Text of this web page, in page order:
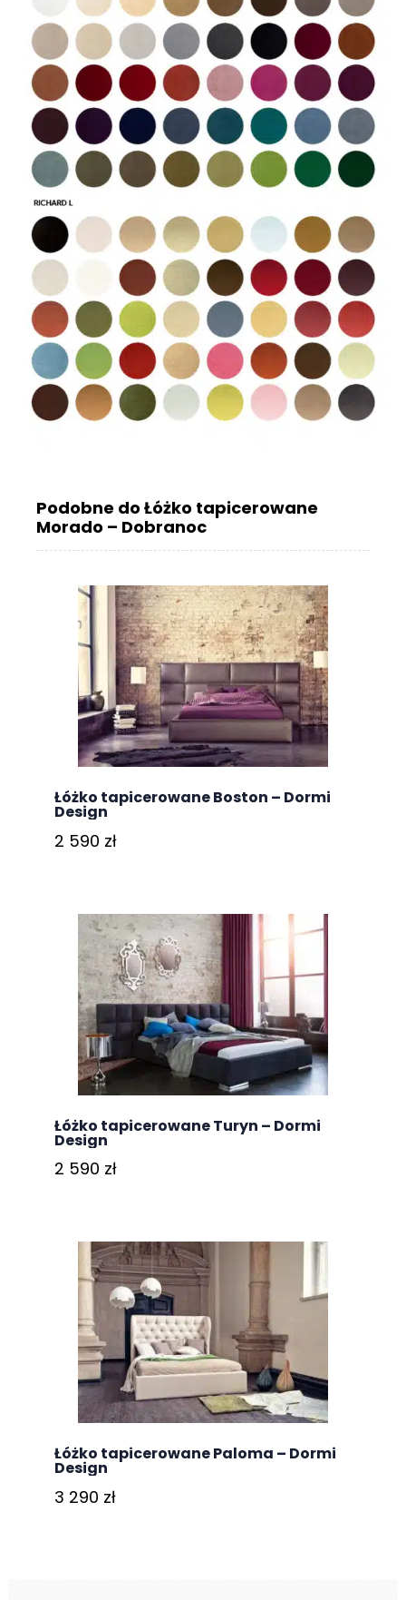
Podobne do Łóżko tapicerowane
Morado – Dobranoc
Łóżko tapicerowane Boston – Dormi
Design
2 590 zł
Łóżko tapicerowane Turyn – Dormi
Design
2 590 zł
Łóżko tapicerowane Paloma – Dormi
Design
3 290 zł